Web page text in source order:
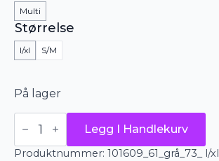
Multi
Størrelse
l/xl S/M
På lager
Wauw
kjole
-
Capri
Legg I Handlekurv
Produktnummer: 101609_61_grå_73_ l/xl